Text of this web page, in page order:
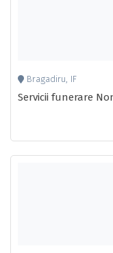
Bragadiru, IF
Servicii funerare